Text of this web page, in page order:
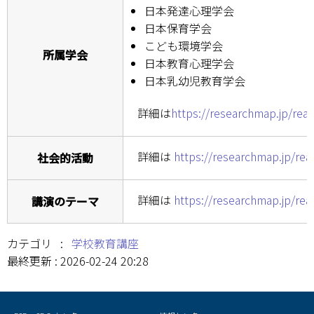
キャンパスマップ
同窓会
教員一覧
附属学校園
所属学会
日本発達心理学会
日本保育学会
こども環境学会
日本教育心理学会
日本乳幼児教育学会
詳細はhttps://researchmap.jp/
社会的活動 詳細は https://researchmap.jp/
講演のテーマ 詳細は https://researchmap.jp/
カテゴリ : 学校教育講座
最終更新 : 2026-02-24 20:28